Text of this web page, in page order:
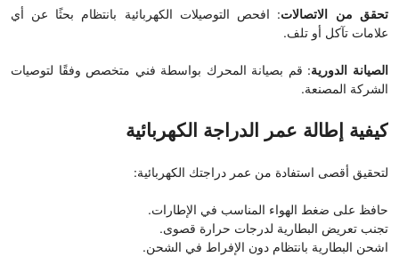
تحقق من الاتصالات: افحص التوصيلات الكهربائية بانتظام بحثًا عن أي
علامات تآكل أو تلف.
الصيانة الدورية: قم بصيانة المحرك بواسطة فني متخصص وفقًا لتوصيات
الشركة المصنعة.
كيفية إطالة عمر الدراجة الكهربائية
لتحقيق أقصى استفادة من عمر دراجتك الكهربائية:
حافظ على ضغط الهواء المناسب في الإطارات.
تجنب تعريض البطارية لدرجات حرارة قصوى.
اشحن البطارية بانتظام دون الإفراط في الشحن.